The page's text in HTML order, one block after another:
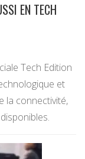
EN TECH
Tech Edition
et
la connectivité,